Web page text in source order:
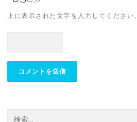
上に表示された文字を入力してください。